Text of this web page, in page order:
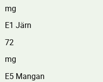
mg
E1 Järn
72
mg
E5 Mangan